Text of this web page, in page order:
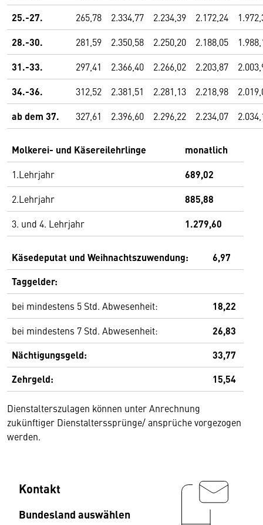
25.-27. 265,78 2.334,77 2.234,39 2.172,24
28.-30. 281,59 2.350,58 2.250,20 2.188,05
31.-33. 297,41 2.366,40 2.266,02 2.203,87
34.-36. 312,52 2.381,51 2.281,13 2.218,98
ab dem 37. 327,61 2.396,60 2.296,22 2.234,07
Molkerei- und Käsereilehrlinge monatlich
1.Lehrjahr 689,02
2.Lehrjahr 885,88
3. und 4. Lehrjahr 1.279,60
Käsedeputat und Weihnachtszuwendung:
6,97
Taggelder:
bei mindestens 5 Std. Abwesenheit: 18,22
bei mindestens 7 Std. Abwesenheit:
26,83
Nächtigungsgeld:
33,77
Zehrgeld:
15,54
Dienstalterszulagen können unter Anrechnung
zukünftiger Dienstalterssprünge/ ansprüche vorgezogen
werden.
Kontakt
Bundesland auswählen